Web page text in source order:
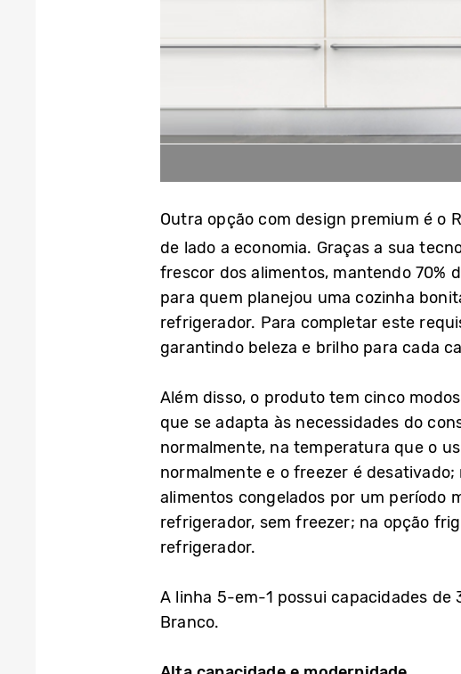
Outra opção com design premium é o
de lado a economia. Graças a sua
frescor dos alimentos, mantendo 70%
para quem planejou uma cozinha
refrigerador. Para completar este
garantindo beleza e brilho para cada
Além disso, o produto tem cinco
que se adapta às necessidades do
normalmente, na temperatura que o
normalmente e o freezer é
alimentos congelados por um período
refrigerador, sem freezer; na opção
refrigerador.
A linha 5-em-1 possui capacidades de
Branco.